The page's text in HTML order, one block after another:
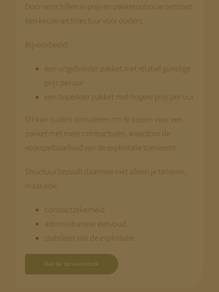
Door verschillen in prijs en pakketopbouw ontstaat
een keuze-architectuur voor ouders.
Bijvoorbeeld:
een uitgebreider pakket met relatief gunstige
prijs per uur
een beperkter pakket met hogere prijs per uur
Dit kan ouders stimuleren om te kiezen voor een
pakket met meer contracturen, waardoor de
voorspelbaarheid van de exploitatie toeneemt.
Structuur bepaalt daarmee niet alleen je tarieven,
maar ook:
contractzekerheid
administratieve eenvoud
stabiliteit van de exploitatie
Bekijk tarieventool